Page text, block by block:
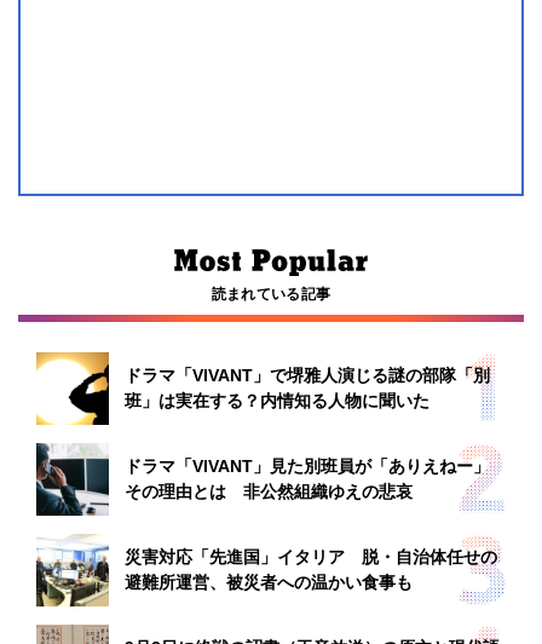
読まれている記事
ドラマ「VIVANT」で堺雅人演じる謎の部隊「別
班」は実在する？内情知る人物に聞いた
ドラマ「VIVANT」見た別班員が「ありえねー」
その理由とは 非公然組織ゆえの悲哀
災害対応「先進国」イタリア 脱・自治体任せの
避難所運営、被災者への温かい食事も